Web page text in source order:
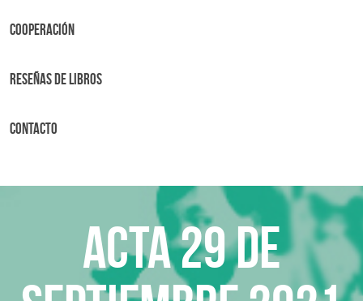
Cooperación
Reseñas de libros
Contacto
ACTA 29 de